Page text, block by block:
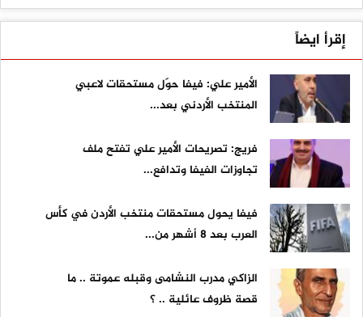
إقرأ ايضاً
الأمير علي: فيفا حوّل مستحقات لاعبي
المنتخب الأردني بعد...
فريج: تصريحات الأمير علي تفتح ملف
تجاوزات الفيفا وتدافع...
فيفا يحول مستحقات منتخب الأردن في كأس
العرب بعد 8 أشهر من...
الزاكي مدرب النشامى وقبله عموتة .. ما
قصة ظروف عائلية .. ؟